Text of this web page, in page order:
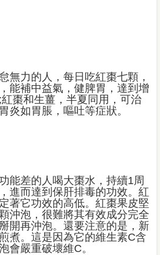
無力的人，每日吃紅棗七顆，
能補中益氣，健脾胃，達到增
棗和生薑，半夏同用，可治
炎如胃脹，嘔吐等症狀。
能差的人喝大棗水，持續1周
進而達到保肝排毒的功效。紅
著它功效的高低。紅棗果皮堅
沖泡，很難將其有效成分完全
開再沖泡。還要注意的是，新
煮。這是因為它的維生素C含
會嚴重破壞維C。